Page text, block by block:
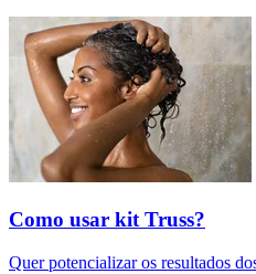
Como usar kit Truss?
Quer potencializar os resultados